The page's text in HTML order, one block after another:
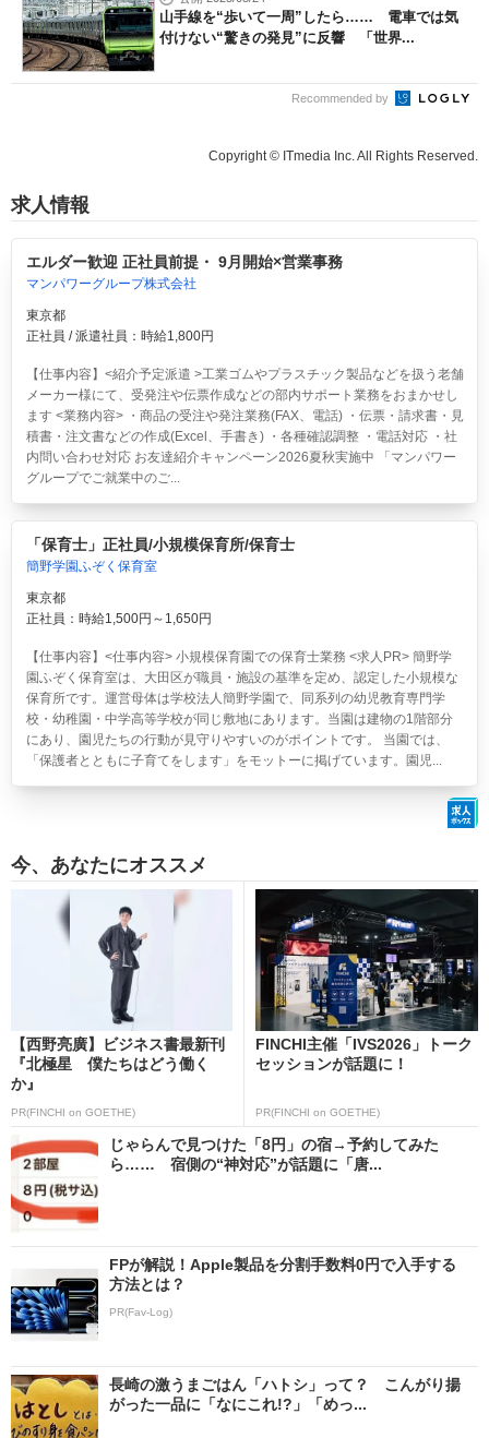
山手線を“歩いて一周”したら…… 電車では気
付けない“驚きの発見”に反響 「世界...
Recommended by
Copyright © ITmedia Inc. All Rights Reserved.
求人情報
エルダー歓迎 正社員前提・ 9月開始×営業事務
マンパワーグループ株式会社
東京都
正社員 / 派遣社員：時給1,800円
【仕事内容】<紹介予定派遣 >工業ゴムやプラスチック製品などを扱う老舗
メーカー様にて、受発注や伝票作成などの部内サポート業務をおまかせし
ます <業務内容> ・商品の受注や発注業務(FAX、電話) ・伝票・請求書・見
積書・注文書などの作成(Excel、手書き) ・各種確認調整 ・電話対応 ・社
内問い合わせ対応 お友達紹介キャンペーン2026夏秋実施中 「マンパワー
グループでご就業中のご...
「保育士」正社員/小規模保育所/保育士
簡野学園ふぞく保育室
東京都
正社員：時給1,500円～1,650円
【仕事内容】<仕事内容> 小規模保育園での保育士業務 <求人PR> 簡野学
園ふぞく保育室は、大田区が職員・施設の基準を定め、認定した小規模な
保育所です。運営母体は学校法人簡野学園で、同系列の幼児教育専門学
校・幼稚園・中学高等学校が同じ敷地にあります。当園は建物の1階部分
にあり、園児たちの行動が見守りやすいのがポイントです。 当園では、
「保護者とともに子育てをします」をモットーに掲げています。園児...
今、あなたにオススメ
【西野亮廣】ビジネス書最新刊
『北極星 僕たちはどう働く
か』
PR(FINCHI on GOETHE)
FINCHI主催「IVS2026」トーク
セッションが話題に！
PR(FINCHI on GOETHE)
じゃらんで見つけた「8円」の宿→予約してみた
ら…… 宿側の“神対応”が話題に「唐...
FPが解説！Apple製品を分割手数料0円で入手する
方法とは？
PR(Fav-Log)
長崎の激うまごはん「ハトシ」って？ こんがり揚
がった一品に「なにこれ!?」「めっ...